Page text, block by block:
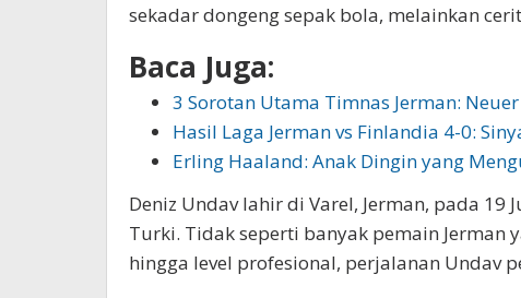
sekadar dongeng sepak bola, melainkan
Baca Juga:
3 Sorotan Utama Timnas Jerman:
Hasil Laga Jerman vs Finlandia 4-0:
Erling Haaland: Anak Dingin yang
Deniz Undav lahir di Varel, Jerman, pada
Turki. Tidak seperti banyak pemain Jerman
hingga level profesional, perjalanan Undav